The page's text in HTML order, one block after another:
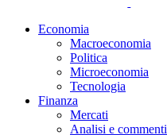
Economia
Macroeconomia
Politica
Microeconomia
Tecnologia
Finanza
Mercati
Analisi e commenti